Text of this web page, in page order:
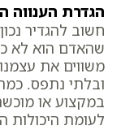
הגדרת הענווה
חשוב להגדיר
שהאדם הוא לא
משווים את
ובלתי נתפס.
במקצוע או
לעומת היכולות